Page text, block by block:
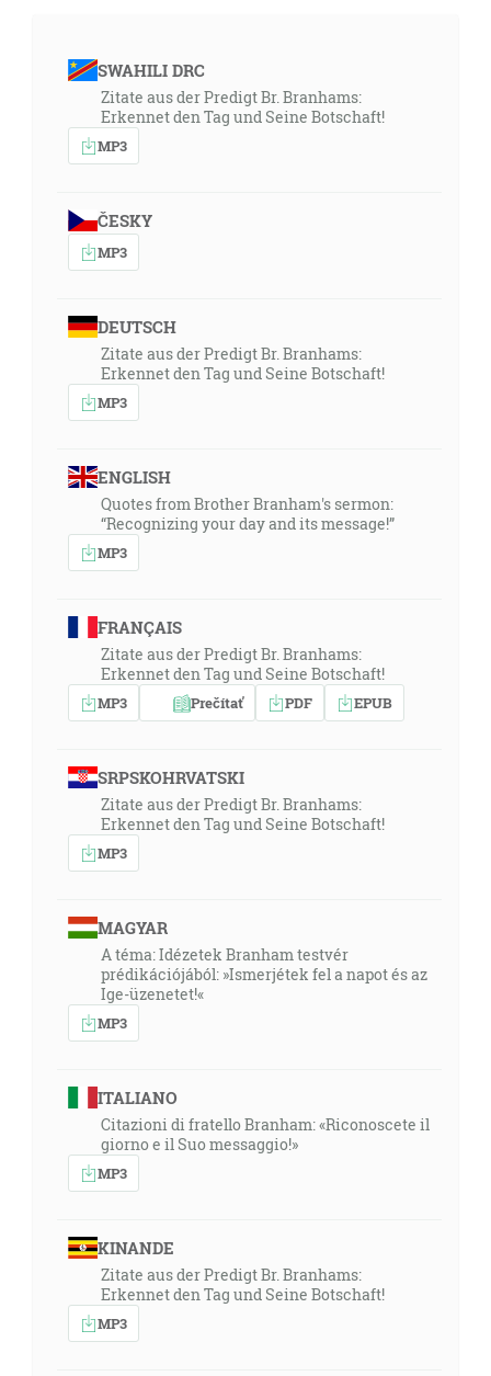
SWAHILI DRC
Zitate aus der Predigt Br. Branhams:
Erkennet den Tag und Seine Botschaft!
MP3
ČESKY
MP3
DEUTSCH
Zitate aus der Predigt Br. Branhams:
Erkennet den Tag und Seine Botschaft!
MP3
ENGLISH
Quotes from Brother Branham's sermon:
“Recognizing your day and its message!”
MP3
FRANÇAIS
Zitate aus der Predigt Br. Branhams:
Erkennet den Tag und Seine Botschaft!
MP3 Prečítať PDF EPUB
SRPSKOHRVATSKI
Zitate aus der Predigt Br. Branhams:
Erkennet den Tag und Seine Botschaft!
MP3
MAGYAR
A téma: Idézetek Branham testvér
prédikációjából: »Ismerjétek fel a napot és az
Ige-üzenetet!«
MP3
ITALIANO
Citazioni di fratello Branham: «Riconoscete il
giorno e il Suo messaggio!»
MP3
KINANDE
Zitate aus der Predigt Br. Branhams:
Erkennet den Tag und Seine Botschaft!
MP3